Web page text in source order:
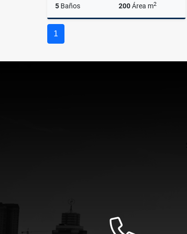
5 Baños 200Área m2
1